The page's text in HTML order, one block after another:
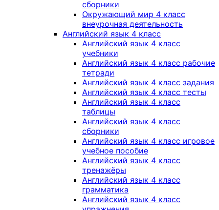
сборники
Окружающий мир 4 класс
внеурочная деятельность
Английский язык 4 класс
Английский язык 4 класс
учебники
Английский язык 4 класс рабочие
тетради
Английский язык 4 класс задания
Английский язык 4 класс тесты
Английский язык 4 класс
таблицы
Английский язык 4 класс
сборники
Английский язык 4 класс игровое
учебное пособие
Английский язык 4 класс
тренажёры
Английский язык 4 класс
грамматика
Английский язык 4 класс